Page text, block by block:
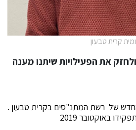
קרית טבעון
את הפעילויות שיתנו מענה
של רשת המתנ"סים בקרית טבעון .